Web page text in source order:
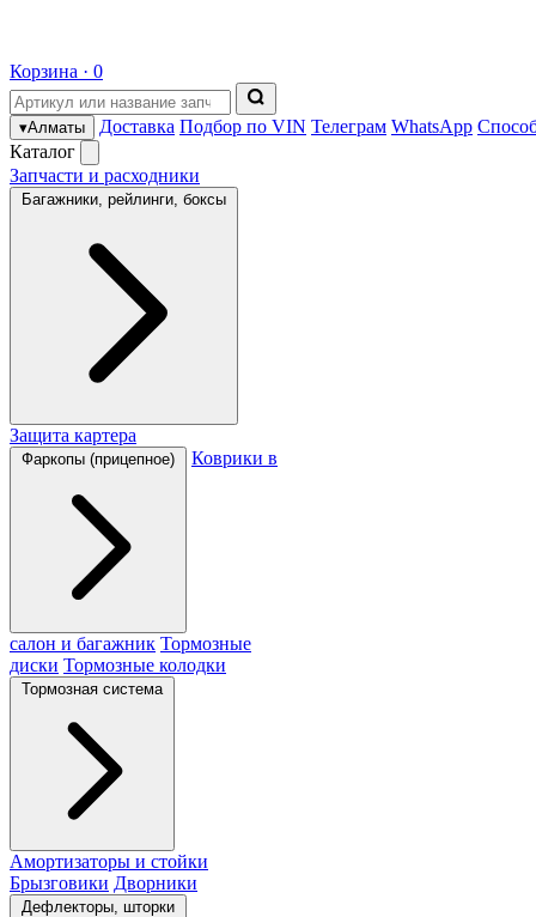
Корзина · 0
▾Алматы Доставка Подбор по VIN Телеграм WhatsApp
Каталог
Запчасти и расходники
Багажники, рейлинги, боксы
Защита картера
Фаркопы (прицепное) Коврики в
салон и багажник Тормозные
диски Тормозные колодки
Тормозная система
Амортизаторы и стойки
Брызговики Дворники
Дефлекторы, шторки